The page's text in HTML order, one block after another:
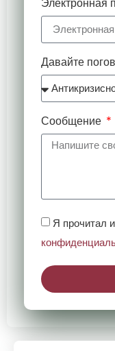
Давайте
Сообщение
Я прочитал